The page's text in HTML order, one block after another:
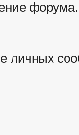
форума.
личных